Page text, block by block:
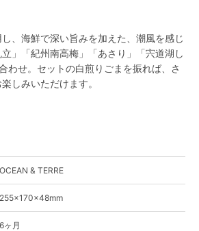
、海鮮で深い旨みを加えた、潮風を感じ
」「紀州南高梅」「あさり」「宍道湖し
わせ。セットの白煎りごまを振れば、さ
しみいただけます。
OCEAN & TERRE
255×170×48mm
6ヶ月